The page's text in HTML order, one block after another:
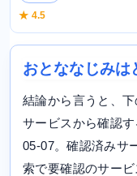
★ 4.5
おとななじみは
結論から言うと、
サービスから確認
05-07。確認済みサ
索で要確認のサービ